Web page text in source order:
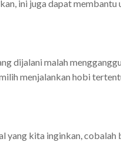
ini juga dapat membantu
dijalani malah
menjalankan hobi
yang kita inginkan, cobalah